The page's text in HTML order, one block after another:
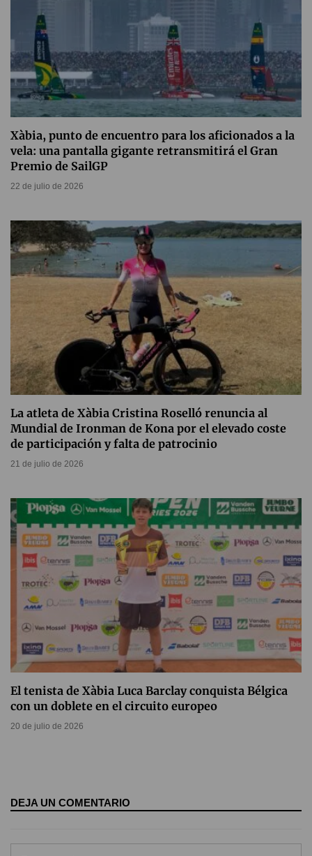
Xàbia, punto de encuentro para los aficionados a la
vela: una pantalla gigante retransmitirá el Gran
Premio de SailGP
22 de julio de 2026
La atleta de Xàbia Cristina Roselló renuncia al
Mundial de Ironman de Kona por el elevado coste
de participación y falta de patrocinio
21 de julio de 2026
El tenista de Xàbia Luca Barclay conquista Bélgica
con un doblete en el circuito europeo
20 de julio de 2026
DEJA UN COMENTARIO